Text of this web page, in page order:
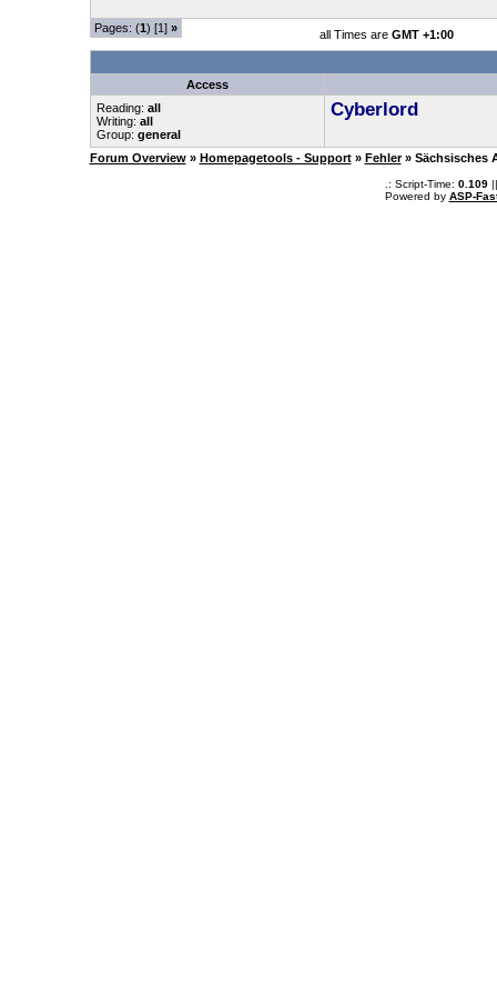
Pages: (1) [1] » all Times are GMT +1:00
Access
Reading: all
Writing: all
Group: general
Cyberlord
Forum Overview » Homepagetools - Support » Fehler » Sächsisches
.: Script-Time: 0.109||
Powered by ASP-